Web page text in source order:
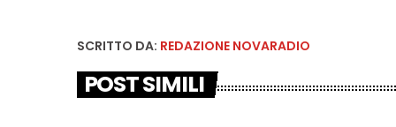
SCRITTO DA: REDAZIONE NOVARADIO
POST SIMILI